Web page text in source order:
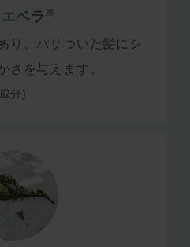
ベラ ※
り、パサついた髪にシ
さを与えます。
分)